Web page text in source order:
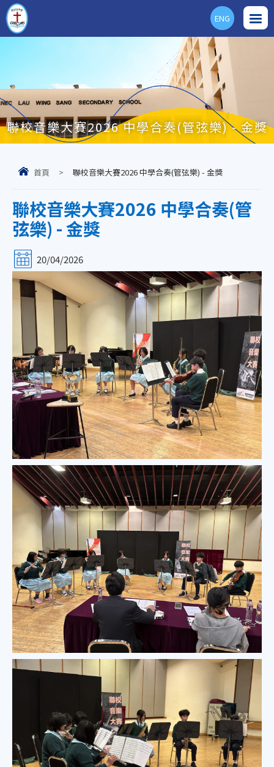
ENG
聯校音樂大賽2026 中學合奏(管弦樂) - 金獎
首頁 > 聯校音樂大賽2026 中學合奏(管弦樂) - 金獎
聯校音樂大賽2026 中學合奏(管
弦樂) - 金獎
20/04/2026